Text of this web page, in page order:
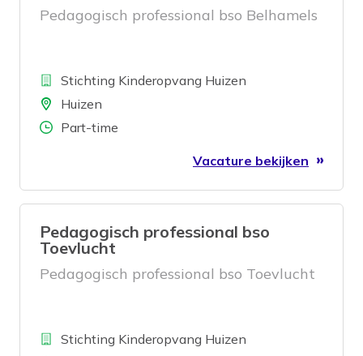
Pedagogisch professional bso Belhamels
BedrijfStichting Kinderopvang Huizen
LocatieHuizen
Aantal uren
Part-time
Vacature bekijken
Pedagogisch professional bso
Toevlucht
Pedagogisch professional bso Toevlucht
BedrijfStichting Kinderopvang Huizen